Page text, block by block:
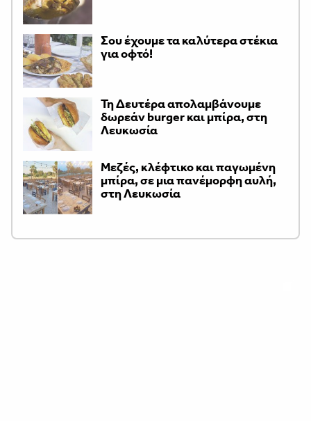
Σου έχουμε τα καλύτερα στέκια
για οφτό!
Τη Δευτέρα απολαμβάνουμε
δωρεάν burger και μπίρα, στη
Λευκωσία
Μεζές, κλέφτικο και παγωμένη
μπίρα, σε μια πανέμορφη αυλή,
στη Λευκωσία